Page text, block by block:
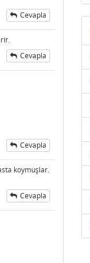
Cevapla
Cevapla
Cevapla
koymuşlar.
Cevapla